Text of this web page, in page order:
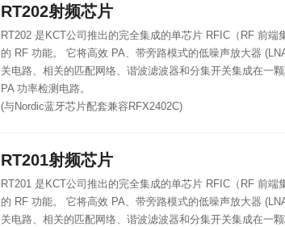
RT202射频芯片
RT202 是KCT公司推出的完全集成的单芯片 RFIC（RF 前端
的 RF 功能。 它将高效 PA、带旁路模式的低噪声放大器
关电路、相关的匹配网络、谐波滤波器和分集开关集成在一
PA 功率检测电路。
(与Nordic蓝牙芯片配套兼容RFX2402C)
RT201射频芯片
RT201 是KCT公司推出的完全集成的单芯片 RFIC（RF 前端
的 RF 功能。 它将高效 PA、带旁路模式的低噪声放大器
关电路、相关的匹配网络、谐波滤波器和分集开关集成在一